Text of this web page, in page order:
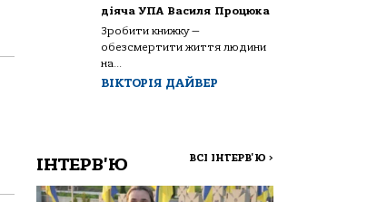
діяча УПА Василя Процюка
Зробити книжку —
обезсмертити життя людини
на...
ВІКТОРІЯ ДАЙВЕР
ІНТЕРВ'Ю ВСІ ІНТЕРВ'Ю >